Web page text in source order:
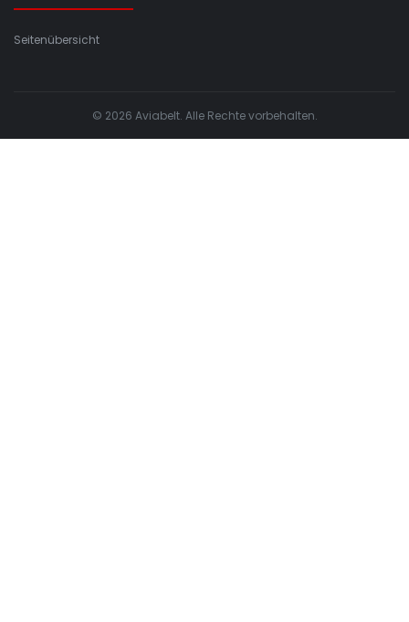
Seitenübersicht
© 2026 Aviabelt. Alle Rechte vorbehalten.